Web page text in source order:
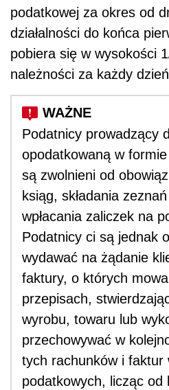
podatkowej za okres od
działalności do końca
pobiera się w wysokości
należności za każdy
Podatnicy prowadzący
opodatkowaną w
są zwolnieni od
ksiąg, składania
wpłacania zaliczek na
Podatnicy ci są jednak
wydawać na żądanie
faktury, o których
przepisach,
wyrobu, towaru lub
przechowywać w
tych rachunków i faktur
podatkowych, licząc od